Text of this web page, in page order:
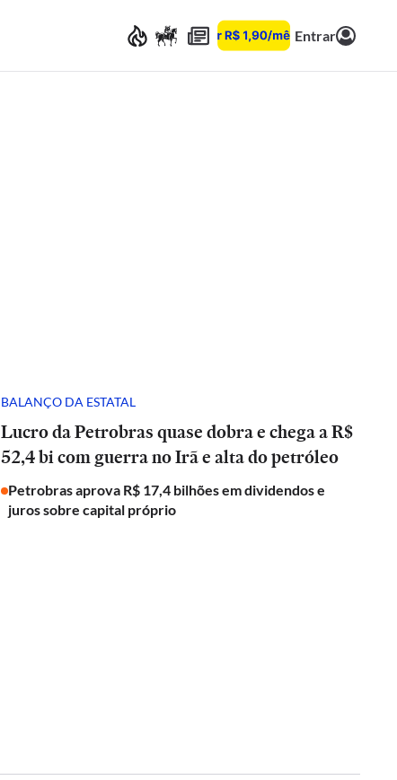
Entrar
BALANÇO DA ESTATAL
Lucro da Petrobras quase dobra e chega a R$
52,4 bi com guerra no Irã e alta do petróleo
Petrobras aprova R$ 17,4 bilhões em dividendos e
juros sobre capital próprio